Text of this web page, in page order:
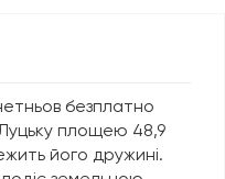
безплатно
площею 48,9
його дружині.